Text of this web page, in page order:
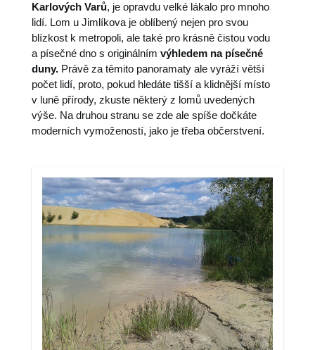
Karlových Varů, je opravdu velké lákalo pro mnoho
lidí. Lom u Jimlíkova je oblíbený nejen pro svou
blízkost k metropoli, ale také pro krásně čistou vodu
a písečné dno s originálním výhledem na písečné
duny. Právě za těmito panoramaty ale vyráží větší
počet lidí, proto, pokud hledáte tišší a klidnější místo
v luně přírody, zkuste některý z lomů uvedených
výše. Na druhou stranu se zde ale spíše dočkáte
moderních vymožeností, jako je třeba občerstvení.